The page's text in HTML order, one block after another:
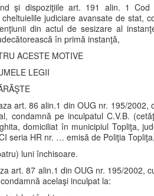
şi dispoziţiile art. 191 alin. 1
judiciare avansate de stat,
din actul de sesizare al
în primă instanţă,
ACESTE MOTIVE
LEGII
art. 86 alin.1 din OUG nr. 195/
condamnă pe inculpatul C.V.B.
domiciliat în municipiul Topliţa,
seria HR nr. … emisă de Poliţia
luni închisoare.
art. 87 alin.1 din OUG nr. 195/2002,
acelaşi inculpat la: